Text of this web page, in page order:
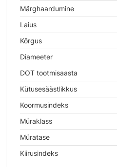
Märghaardumine
Laius
Kõrgus
Diameeter
DOT tootmisaasta
Kütusesäästlikkus
Koormusindeks
Müraklass
Müratase
Kiirusindeks